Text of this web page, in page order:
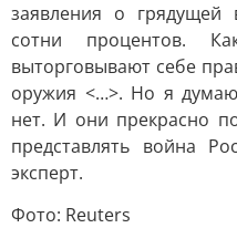
заявления о грядущей
сотни процентов.
выторговывают себе
оружия <…>. Но я
нет. И они прекрасно
представлять война
эксперт.
Фото: Reuters